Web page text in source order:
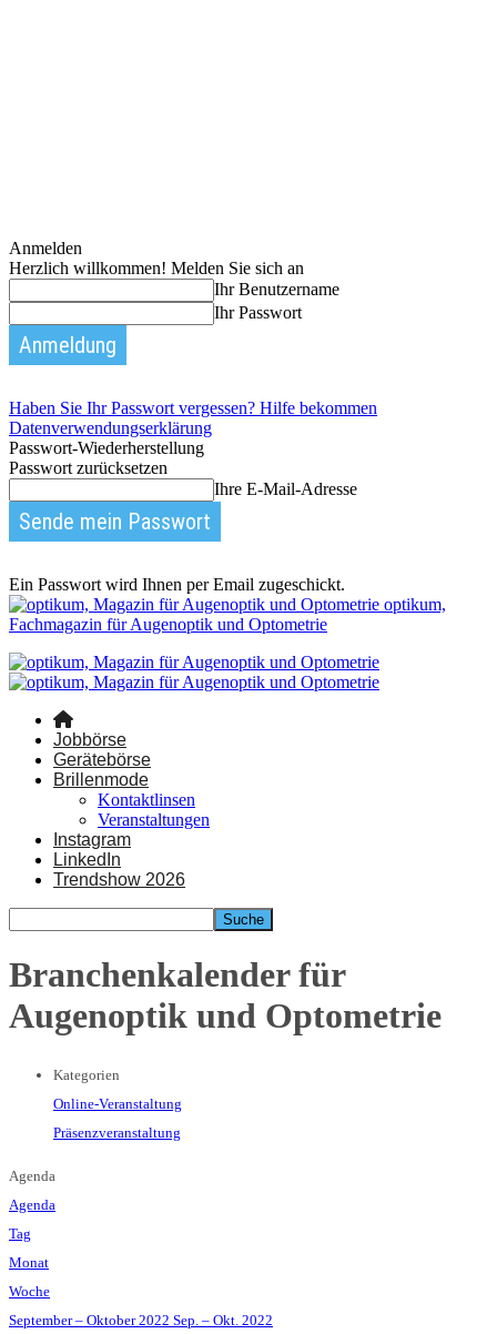
Anmelden
Herzlich willkommen! Melden Sie sich an
Ihr Benutzername
Ihr Passwort
Haben Sie Ihr Passwort vergessen? Hilfe bekommen
Datenverwendungserklärung
Passwort-Wiederherstellung
Passwort zurücksetzen
Ihre E-Mail-Adresse
Ein Passwort wird Ihnen per Email zugeschickt.
optikum,
Fachmagazin für Augenoptik und Optometrie
Jobbörse
Gerätebörse
Brillenmode
Kontaktlinsen
Veranstaltungen
Instagram
LinkedIn
Trendshow 2026
Branchenkalender für
Augenoptik und Optometrie
Kategorien
Online-Veranstaltung
Präsenzveranstaltung
Agenda
Agenda
Tag
Monat
Woche
September – Oktober 2022 Sep. – Okt. 2022